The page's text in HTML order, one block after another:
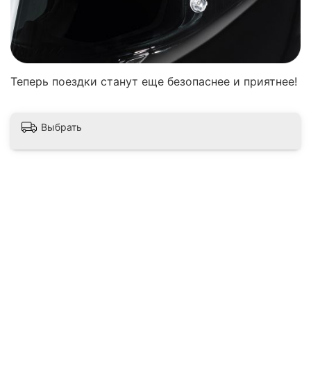
Теперь поездки станут еще безопаснее и приятнее!
Выбрать